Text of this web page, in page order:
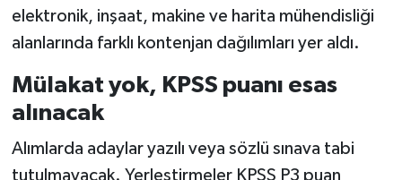
elektronik, inşaat, makine ve harita mühendisliği
alanlarında farklı kontenjan dağılımları yer aldı.
Mülakat yok, KPSS puanı esas
alınacak
Alımlarda adaylar yazılı veya sözlü sınava tabi
tutulmayacak. Yerleştirmeler KPSS P3 puan